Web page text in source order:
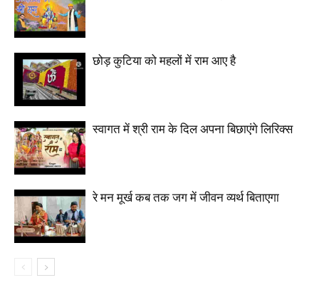
छोड़ कुटिया को महलों में राम आए है
स्वागत में श्री राम के दिल अपना बिछाएंगे लिरिक्स
रे मन मूर्ख कब तक जग में जीवन व्यर्थ बिताएगा